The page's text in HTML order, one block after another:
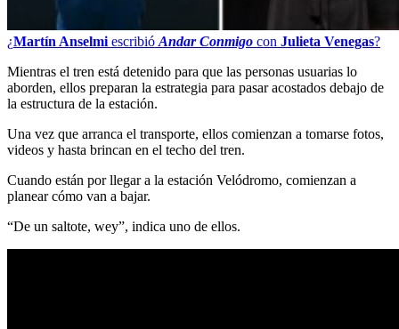
¿Martín Anselmi escribió Andar Conmigo con Julieta Venegas?
Mientras el tren está detenido para que las personas usuarias lo
aborden, ellos preparan la estrategia para pasar acostados debajo de
la estructura de la estación.
Una vez que arranca el transporte, ellos comienzan a tomarse fotos,
videos y hasta brincan en el techo del tren.
Cuando están por llegar a la estación Velódromo, comienzan a
planear cómo van a bajar.
“De un saltote, wey”, indica uno de ellos.